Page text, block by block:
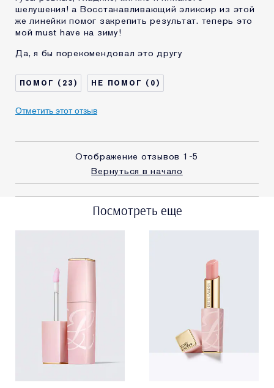
шелушения! а Восстанавливающий эликсир из этой
же линейки помог закрепить результат. теперь это
мой must have на зиму!
Да, я бы порекомендовал это другу
23 0
Отметить этот отзыв
Отображение отзывов 1-5
Вернуться в начало
Посмотреть еще